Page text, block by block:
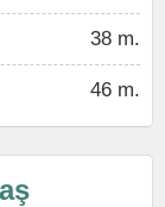
38 m.
46 m.